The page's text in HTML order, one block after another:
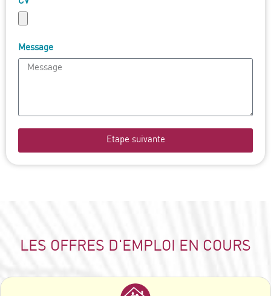
Message
Etape suivante
LES OFFRES D'EMPLOI EN COURS